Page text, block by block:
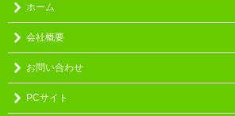
ホーム
会社概要
お問い合わせ
PCサイト